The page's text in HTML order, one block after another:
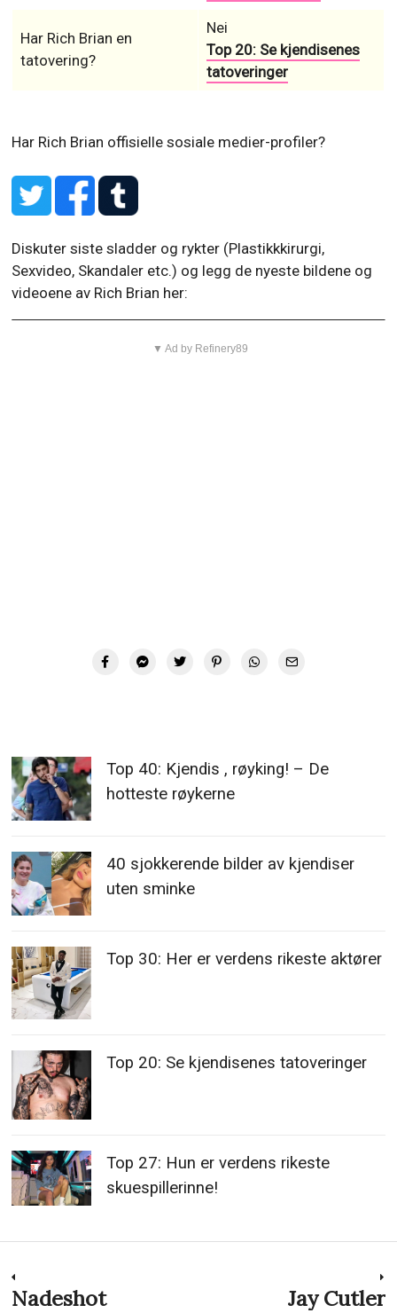
Har Rich Brian en
tatovering?
Nei
Top 20: Se kjendisenes
tatoveringer
Har Rich Brian offisielle sosiale medier-profiler?
Diskuter siste sladder og rykter (Plastikkkirurgi,
Sexvideo, Skandaler etc.) og legg de nyeste bildene og
videoene av Rich Brian her:
▼ Ad by Refinery89
Top 40: Kjendis , røyking! – De
hotteste røykerne
40 sjokkerende bilder av kjendiser
uten sminke
Top 30: Her er verdens rikeste aktører
Top 20: Se kjendisenes tatoveringer
Top 27: Hun er verdens rikeste
skuespillerinne!
Innleggsnavigasjon
Previous
Nadeshot Jay Cutler